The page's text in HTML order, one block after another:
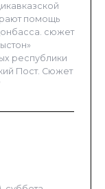
помощь
сюжет
республики
Пост. Сюжет